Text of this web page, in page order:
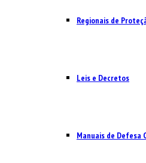
Regionais de
Leis e Decretos
Manuais de Defesa